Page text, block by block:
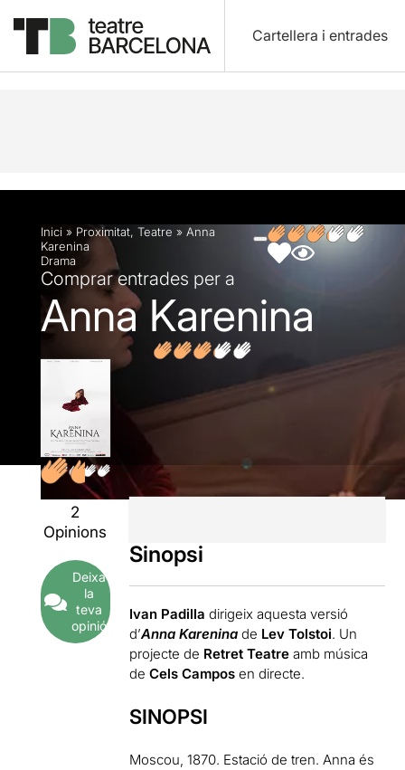
Cartellera i entrades
Descripció Fitxa artística Fotos i vídeos
Inici » Proximitat, Teatre » Anna
Karenina
Drama
Comprar entrades per a
Anna Karenina
2
Opinions
Deixa
la
teva
opinió
Sinopsi
Ivan Padilla dirigeix aquesta versió
d’Anna Karenina de Lev Tolstoi. Un
projecte de Retret Teatre amb música
de Cels Campos en directe.
SINOPSI
Moscou, 1870. Estació de tren. Anna és